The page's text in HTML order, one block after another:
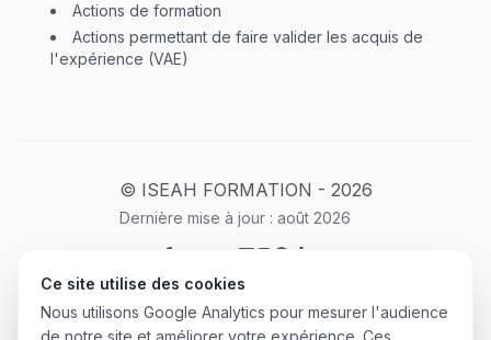
Actions de formation
Actions permettant de faire valider les acquis de
l'expérience (VAE)
© ISEAH FORMATION - 2026
Dernière mise à jour : août 2026
Mentions LégalesPlan du site
CGU
Ce site utilise des cookies
Nous utilisons Google Analytics pour mesurer l'audience
de notre site et améliorer votre expérience. Ces